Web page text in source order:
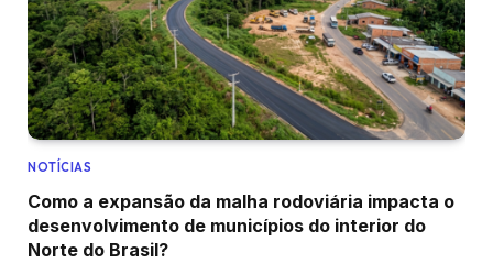
NOTÍCIAS
Como a expansão da malha rodoviária impacta o
desenvolvimento de municípios do interior do
Norte do Brasil?